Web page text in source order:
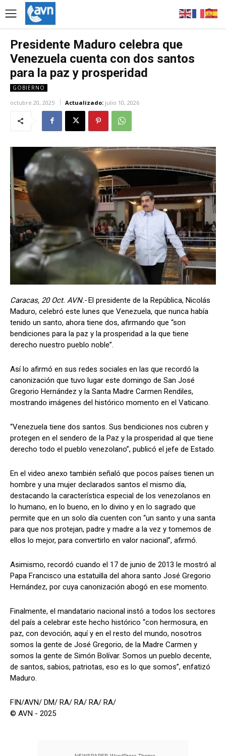
Presidente Maduro celebra que
Venezuela cuenta con dos santos
para la paz y prosperidad
GOBIERNO
octubre 20, 2025 Actualizado: julio 10, 2026
Caracas, 20 Oct. AVN.-El presidente de la República, Nicolás
Maduro, celebró este lunes que Venezuela, que nunca había
tenido un santo, ahora tiene dos, afirmando que “son
bendiciones para la paz y la prosperidad a la que tiene
derecho nuestro pueblo noble”.
Así lo afirmó en sus redes sociales en las que recordó la
canonización que tuvo lugar este domingo de San José
Gregorio Hernández y la Santa Madre Carmen Rendiles,
mostrando imágenes del histórico momento en el Vaticano.
“Venezuela tiene dos santos. Sus bendiciones nos cubren y
protegen en el sendero de la Paz y la prosperidad al que tiene
derecho todo el pueblo venezolano”, publicó el jefe de Estado.
En el video anexo también señaló que pocos países tienen un
hombre y una mujer declarados santos el mismo día,
destacando la característica especial de los venezolanos en
lo humano, en lo bueno, en lo divino y en lo sagrado que
permite que en un solo día cuenten con “un santo y una santa
para que nos protejan, padre y madre a la vez y tomemos de
ellos lo mejor, para convertirlo en valor nacional”, afirmó.
Asimismo, recordó cuando el 17 de junio de 2013 le mostró al
Papa Francisco una estatuilla del ahora santo José Gregorio
Hernández, por cuya canonización abogó en ese momento.
Finalmente, el mandatario nacional instó a todos los sectores
del país a celebrar este hecho histórico “con hermosura, en
paz, con devoción, aquí y en el resto del mundo, nosotros
somos la gente de José Gregorio, de la Madre Carmen y
somos la gente de Simón Bolívar. Somos un pueblo decente,
de santos, sabios, patriotas, eso es lo que somos”, enfatizó
Maduro.
FIN/AVN/ DM/ RA/ RA/ RA/ RA/
© AVN - 2025